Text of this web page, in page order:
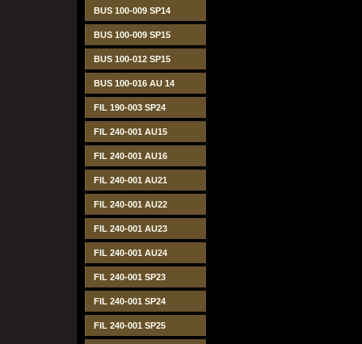
BUS 100-009 SP14
BUS 100-009 SP15
BUS 100-012 SP15
BUS 100-016 AU 14
FIL 190-003 SP24
FIL 240-001 AU15
FIL 240-001 AU16
FIL 240-001 AU21
FIL 240-001 AU22
FIL 240-001 AU23
FIL 240-001 AU24
FIL 240-001 SP23
FIL 240-001 SP24
FIL 240-001 SP25